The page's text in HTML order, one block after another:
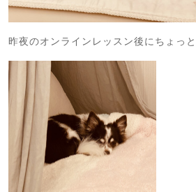
昨夜のオンラインレッスン後にちょっと